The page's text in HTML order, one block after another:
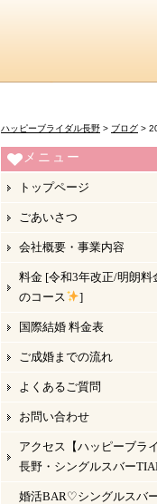
ハッピーブライダル長野 > ブログ >
メニュー
トップページ
ごあいさつ
会社概要・事業内容
料金 [令和3年改正/明朗料
のコース
]
国際結婚 料金表
ご成婚までの流れ
よくあるご質問
お問い合わせ
アクセス【ハッピーブラ
長野・シングルスバー
婚活BAR♡シングルスバ